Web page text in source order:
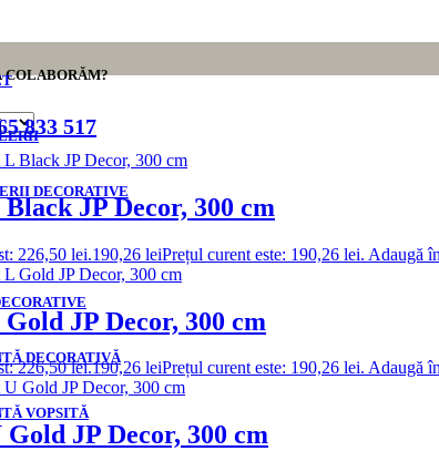
COLABORĂM?
833 517
DECORATIVE
DECORATIVĂ
VOPSITĂ
JP Decor, 300 cm
226,50 lei.190,26 leiPrețul curent este: 190,26 lei. Adaugă
JP Decor, 300 cm
226,50 lei.190,26 leiPrețul curent este: 190,26 lei. Adaugă
JP Decor, 300 cm